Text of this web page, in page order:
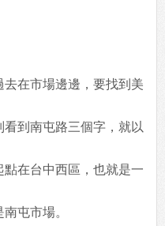
在市場邊邊，要找到美
到南屯路三個字，就以
在台中西區，也就是一
屯市場。